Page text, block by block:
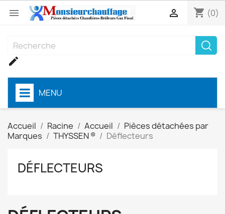
 shopping_cart (0)


MENU
Accueil Racine Accueil
Pièces détachées par
Marques
THYSSEN ® Déflecteurs
DÉFLECTEURS